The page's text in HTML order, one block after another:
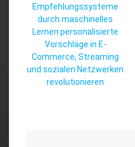
Empfehlungssysteme
durch maschinelles
Lernen personalisierte
Vorschläge in E-
Commerce, Streaming
und sozialen Netzwerken
revolutionieren